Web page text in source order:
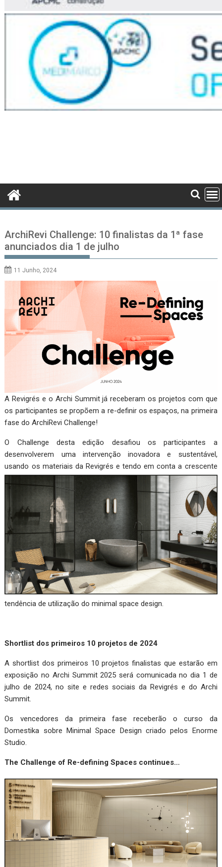
ArchiRevi Challenge: 10 finalistas da 1ª fase
anunciados dia 1 de julho
11 Junho, 2024
A Revigrés e o Archi Summit já receberam os projetos com que
os participantes se propõem a re-definir os espaços, na primeira
fase do ArchiRevi Challenge!
O Challenge desta edição desafiou os participantes a
desenvolverem uma intervenção inovadora e sustentável,
usando os materiais da Revigrés e tendo em conta a crescente
tendência de utilização do minimal space design.
Shortlist dos primeiros 10 projetos de 2024
A shortlist dos primeiros 10 projetos finalistas que estarão em
exposição no Archi Summit 2025 será comunicada no dia 1 de
julho de 2024, no site e redes sociais da Revigrés e do Archi
Summit.
Os vencedores da primeira fase receberão o curso da
Domestika sobre Minimal Space Design criado pelos Enorme
Studio.
The Challenge of Re-defining Spaces continues…